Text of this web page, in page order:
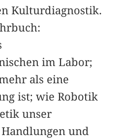
Kulturdiagnostik.
im Labor;
als eine
ist; wie Robotik
unser
und